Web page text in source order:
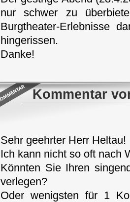
nur schwer zu
Burgtheater-Erlebnisse
hingerissen.
Danke!
Kommentar
Sehr geehrter Herr Heltau!
Ich kann nicht so oft nach
Könnten Sie Ihren
verlegen?
Oder wenigsten für 1